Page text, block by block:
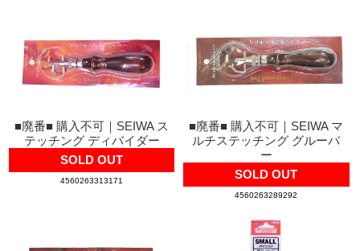
■廃番■ 購入不可｜SEIWA ス
テッチング ディバイダー
SOLD OUT
4560263313171
■廃番■ 購入不可｜SEIWA マ
ルチステッチング グルーバ
ー
SOLD OUT
4560263289292